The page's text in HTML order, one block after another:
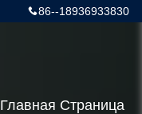
86--18936933830
Главная Страница